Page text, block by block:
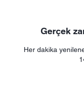
Gerçek
Her dakika